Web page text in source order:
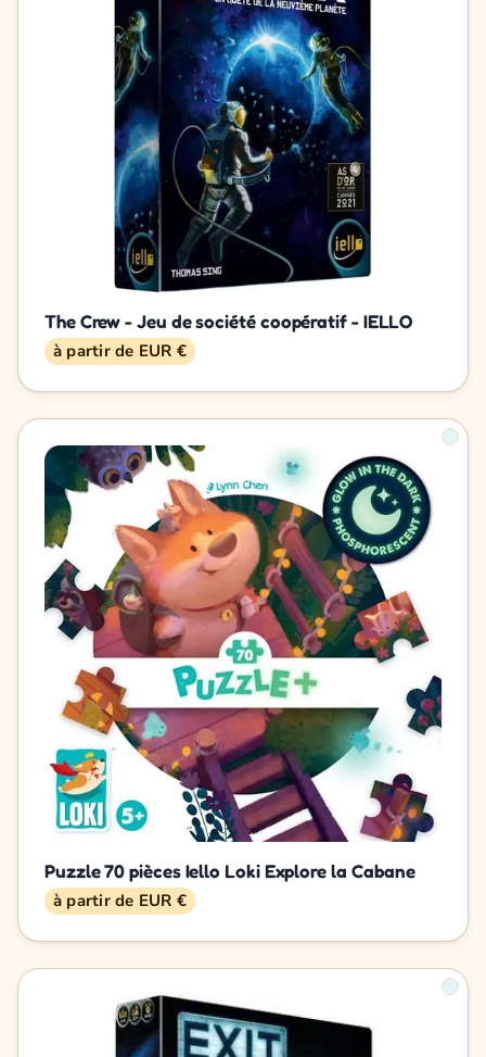
The Crew - Jeu de société coopératif - IELLO
à partir de EUR €
Puzzle 70 pièces Iello Loki Explore la Cabane
à partir de EUR €